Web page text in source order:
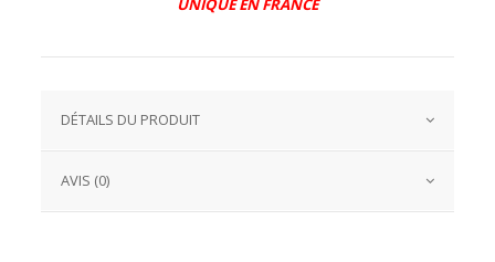
UNIQUE EN FRANCE
DÉTAILS DU PRODUIT
AVIS (0)